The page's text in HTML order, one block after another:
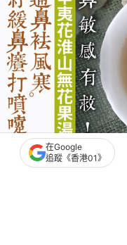
撰文：余曉彤
在Google
追蹤《香港01》